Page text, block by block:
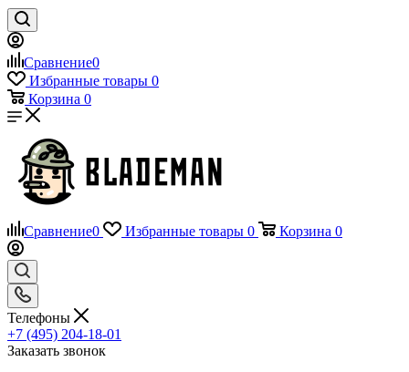
Сравнение0
Избранные товары 0
Корзина 0
Сравнение0 Избранные товары 0 Корзина 0
Телефоны
+7 (495) 204-18-01
Заказать звонок